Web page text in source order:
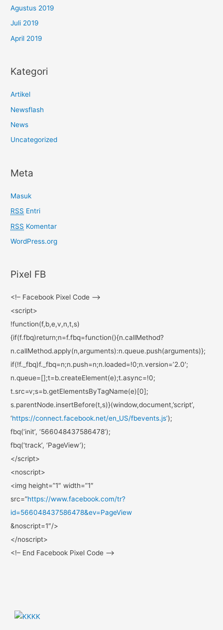
Agustus 2019
Juli 2019
April 2019
Kategori
Artikel
Newsflash
News
Uncategorized
Meta
Masuk
RSS Entri
RSS Komentar
WordPress.org
Pixel FB
<!– Facebook Pixel Code –>
<script>
!function(f,b,e,v,n,t,s)
{if(f.fbq)return;n=f.fbq=function(){n.callMethod?
n.callMethod.apply(n,arguments):n.queue.push(arguments)};
if(!f._fbq)f._fbq=n;n.push=n;n.loaded=!0;n.version=’2.0′;
n.queue=[];t=b.createElement(e);t.async=!0;
t.src=v;s=b.getElementsByTagName(e)[0];
s.parentNode.insertBefore(t,s)}(window,document,’script’,
‘https://connect.facebook.net/en_US/fbevents.js’);
fbq(‘init’, ‘566048437586478’);
fbq(‘track’, ‘PageView’);
</script>
<noscript>
<img height=”1″ width=”1″
src=”https://www.facebook.com/tr?
id=566048437586478&ev=PageView
&noscript=1″/>
</noscript>
<!– End Facebook Pixel Code –>